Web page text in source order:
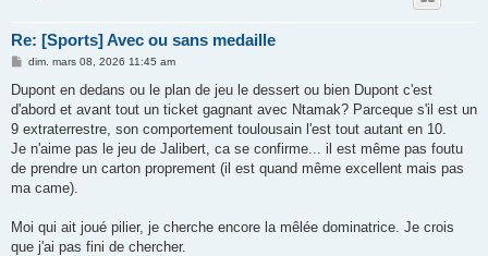
Re: [Sports] Avec ou sans medaille
M
s
s
a
g
dim. mars 08, 2026 11:45 am
Dupont en dedans ou le plan de jeu le dessert ou bien Dupont c'est
d'abord et avant tout un ticket gagnant avec Ntamak? Parceque s'il est un
9 extraterrestre, son comportement toulousain l'est tout autant en 10.
Je n'aime pas le jeu de Jalibert, ca se confirme... il est même pas foutu
de prendre un carton proprement (il est quand même excellent mais pas
ma came).
Moi qui ait joué pilier, je cherche encore la mêlée dominatrice. Je crois
que j'ai pas fini de chercher.